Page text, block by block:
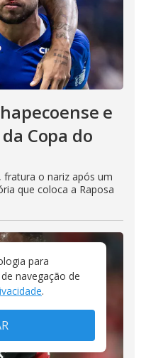
e
Copa do
fratura o nariz após um
que coloca a Raposa
para
navegação de
.